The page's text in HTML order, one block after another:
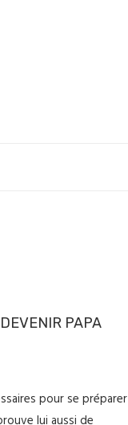
PAPA
pour se préparer
lui aussi de